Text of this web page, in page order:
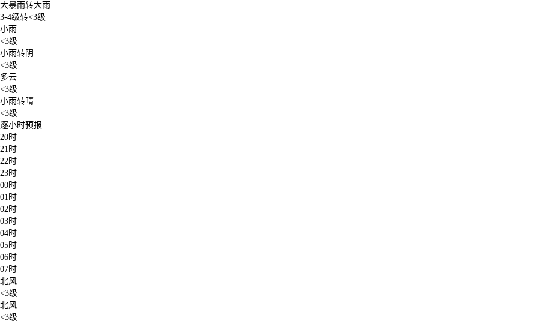
大暴雨转大雨
3-4级转<3级
小雨
<3级
小雨转阴
<3级
多云
<3级
小雨转晴
<3级
逐小时预报
20时
21时
22时
23时
00时
01时
02时
03时
04时
05时
06时
07时
北风
<3级
北风
<3级